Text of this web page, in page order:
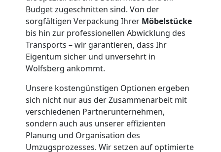
Budget zugeschnitten sind. Von der
sorgfältigen Verpackung Ihrer Möbelstücke
bis hin zur professionellen Abwicklung des
Transports – wir garantieren, dass Ihr
Eigentum sicher und unversehrt in
Wolfsberg ankommt.
Unsere kostengünstigen Optionen ergeben
sich nicht nur aus der Zusammenarbeit mit
verschiedenen Partnerunternehmen,
sondern auch aus unserer effizienten
Planung und Organisation des
Umzugsprozesses. Wir setzen auf optimierte
Umzug
für
Senioren
Dornbirn